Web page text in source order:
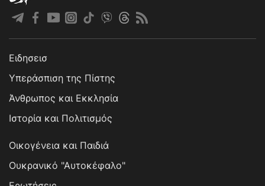
Ειδησεισ
Υπεράσπιση της Πίστης
Άνθρωπος και Εκκλησία
Ιστορία και Πολιτισμός
Οικογένεια και Παιδιά
Ουκρανικό "Αυτοκέφαλο"